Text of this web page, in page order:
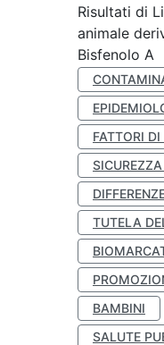
Risultati di
animale
Bisfenolo A
FATTORI DI
TUTELA
BAMBINI
SALUTE